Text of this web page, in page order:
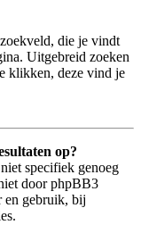
die je vindt
Uitgebreid zoeken
klikken, deze vind je
op?
specifiek genoeg
door phpBB3
en gebruik, bij